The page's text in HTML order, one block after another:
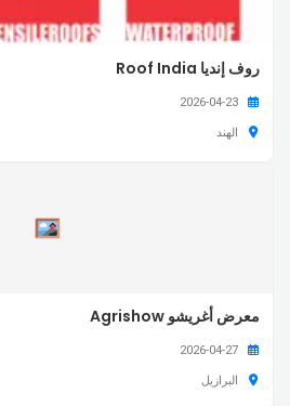
روف إنديا Roof India
الهند
معرض أغريشو Agrishow
البرازيل